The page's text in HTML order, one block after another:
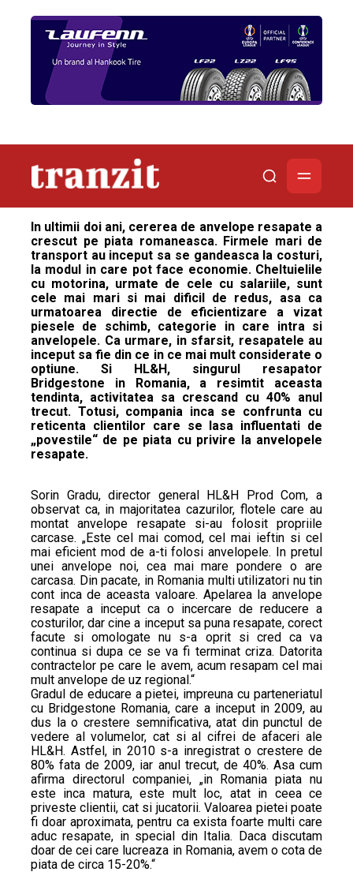
In ultimii doi ani, cererea de anvelope resapate a
crescut pe piata romaneasca. Firmele mari de
transport au inceput sa se gandeasca la costuri,
la modul in care pot face economie. Cheltuielile
cu motorina, urmate de cele cu salariile, sunt
cele mai mari si mai dificil de redus, asa ca
urmatoarea directie de eficientizare a vizat
piesele de schimb, categorie in care intra si
anvelopele. Ca urmare, in sfarsit, resapatele au
inceput sa fie din ce in ce mai mult considerate o
optiune. Si HL&H, singurul resapator
Bridgestone in Romania, a resimtit aceasta
tendinta, activitatea sa crescand cu 40% anul
trecut. Totusi, compania inca se confrunta cu
reticenta clientilor care se lasa influentati de
„povestile“ de pe piata cu privire la anvelopele
resapate.
Sorin Gradu, director general HL&H Prod Com, a
observat ca, in majoritatea cazurilor, flotele care au
montat anvelope resapate si-au folosit propriile
carcase. „Este cel mai comod, cel mai ieftin si cel
mai eficient mod de a-ti folosi anvelopele. In pretul
unei anvelope noi, cea mai mare pondere o are
carcasa. Din pacate, in Romania multi utilizatori nu tin
cont inca de aceasta valoare. Apelarea la anvelope
resapate a inceput ca o incercare de reducere a
costurilor, dar cine a inceput sa puna resapate, corect
facute si omologate nu s-a oprit si cred ca va
continua si dupa ce se va fi terminat criza. Datorita
contractelor pe care le avem, acum resapam cel mai
mult anvelope de uz regional.“
Gradul de educare a pietei, impreuna cu parteneriatul
cu Bridgestone Romania, care a inceput in 2009, au
dus la o crestere semnificativa, atat din punctul de
vedere al volumelor, cat si al cifrei de afaceri ale
HL&H. Astfel, in 2010 s-a inregistrat o crestere de
80% fata de 2009, iar anul trecut, de 40%. Asa cum
afirma directorul companiei, „in Romania piata nu
este inca matura, este mult loc, atat in ceea ce
priveste clientii, cat si jucatorii. Valoarea pietei poate
fi doar aproximata, pentru ca exista foarte multi care
aduc resapate, in special din Italia. Daca discutam
doar de cei care lucreaza in Romania, avem o cota de
piata de circa 15-20%.“